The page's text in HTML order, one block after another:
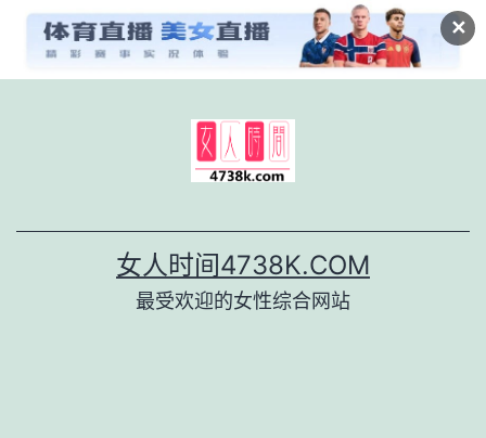
✕
女人时间4738K.COM
最受欢迎的女性综合网站